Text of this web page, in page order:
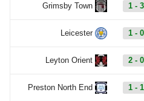
Grimsby Town 1 - 3
Leicester 1 - 0
Leyton Orient 2 - 0
Preston North End 1 - 1